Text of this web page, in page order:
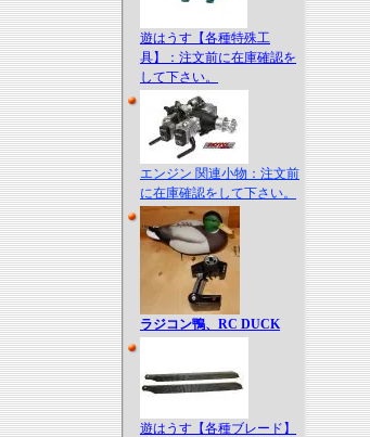
遊はうす【各種特殊工
具】：注文前に在庫確認を
して下さい。
エンジン 関連小物：注文前
に在庫確認をして下さい。
ラジコン鴨、RC DUCK
遊はうす【各種ブレード】